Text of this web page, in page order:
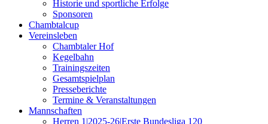
Historie und sportliche Erfolge
Sponsoren
Chambtalcup
Vereinsleben
Chambtaler Hof
Kegelbahn
Trainingszeiten
Gesamtspielplan
Presseberichte
Termine & Veranstaltungen
Mannschaften
Herren 1|2025-26|Erste Bundesliga 120